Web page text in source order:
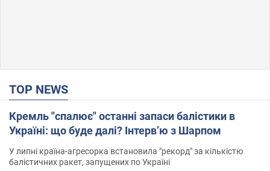
TOP NEWS
Кремль "спалює" останні запаси балістики в
Україні: що буде далі? Інтерв’ю з Шарпом
У липні країна-агресорка встановила "рекорд" за кількістю
балістичних ракет, запущених по Україні